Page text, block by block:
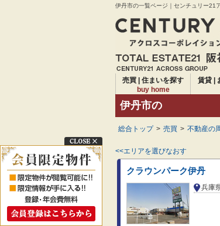
伊丹市の一覧ページ｜センチュリー21
売買 | 住まいを探す
buy home
賃貸 |
伊丹市の
総合トップ > 売買 > 不動産の
<<エリアを選びなおす
クラウンパーク伊丹
兵庫